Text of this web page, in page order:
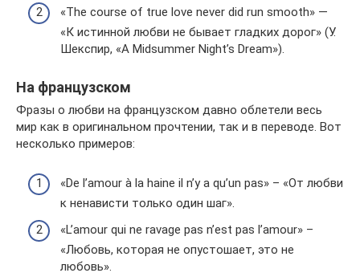
«The course of true love never did run smooth» —
«К истинной любви не бывает гладких дорог» (У.
Шекспир, «A Midsummer Night’s Dream»).
На французском
Фразы о любви на французском давно облетели весь
мир как в оригинальном прочтении, так и в переводе. Вот
несколько примеров:
«De l’amour à la haine il n’y a qu’un pas» – «От любви
к ненависти только один шаг».
«L’amour qui ne ravage pas n’est pas l’amour» –
«Любовь, которая не опустошает, это не
любовь».